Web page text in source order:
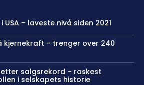
– laveste nivå siden 2021
kjernekraft – trenger over 240
salgsrekord – raskest
i selskapets historie